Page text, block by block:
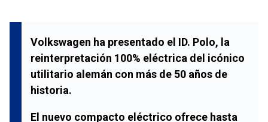
Volkswagen ha presentado el ID. Polo, la
reinterpretación 100% eléctrica del icónico
utilitario alemán con más de 50 años de
historia.
El nuevo compacto eléctrico ofrece hasta